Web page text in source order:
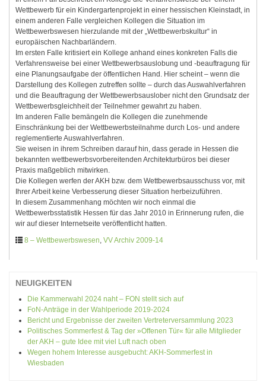
Wettbewerb für ein Kindergartenprojekt in einer hessischen Kleinstadt, in
einem anderen Falle vergleichen Kollegen die Situation im
Wettbewerbswesen hierzulande mit der „Wettbewerbskultur“ in
europäischen Nachbarländern.
Im ersten Falle kritisiert ein Kollege anhand eines konkreten Falls die
Verfahrensweise bei einer Wettbewerbsauslobung und -beauftragung für
eine Planungsaufgabe der öffentlichen Hand. Hier scheint – wenn die
Darstellung des Kollegen zutreffen sollte – durch das Auswahlverfahren
und die Beauftragung der Wettbewerbsauslober nicht den Grundsatz der
Wettbewerbsgleichheit der Teilnehmer gewahrt zu haben.
Im anderen Falle bemängeln die Kollegen die zunehmende
Einschränkung bei der Wettbewerbsteilnahme durch Los- und andere
reglementierte Auswahlverfahren.
Sie weisen in ihrem Schreiben darauf hin, dass gerade in Hessen die
bekannten wettbewerbsvorbereitenden Architekturbüros bei dieser
Praxis maßgeblich mitwirken.
Die Kollegen werfen der AKH bzw. dem Wettbewerbsausschuss vor, mit
Ihrer Arbeit keine Verbesserung dieser Situation herbeizuführen.
In diesem Zusammenhang möchten wir noch einmal die
Wettbewerbsstatistik Hessen für das Jahr 2010 in Erinnerung rufen, die
wir auf dieser Internetseite veröffentlicht hatten.
8 – Wettbewerbswesen, VV Archiv 2009-14
NEUIGKEITEN
Die Kammerwahl 2024 naht – FON stellt sich auf
FoN-Anträge in der Wahlperiode 2019-2024
Bericht und Ergebnisse der zweiten Vertreterversammlung 2023
Politisches Sommerfest & Tag der »Offenen Tür« für alle Mitglieder
der AKH – gute Idee mit viel Luft nach oben
Wegen hohem Interesse ausgebucht: AKH-Sommerfest in
Wiesbaden